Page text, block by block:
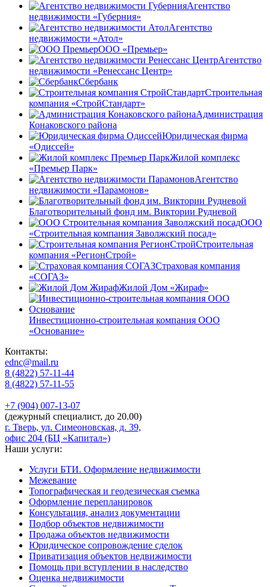
Агентство
недвижимости «Губерния»
Агентство
недвижимости «Атол»
ООО «Премьер»
Агентство
недвижимости «Ренессанс Центр»
Сбербанк
Строительная
компания «СтройCтандарт»
Администрация
Конаковского района
Юридическая фирма
«Одиссей»
Жилой комплекс
«Премьер Парк»
Агентство
недвижимости «Парамонов»
Благотворительный фонд им. Виктории Рудневой
ООО
«Строительная компания Заволжский посад»
Строительная
компания «РегионСтрой»
Страховая компания
«СОГАЗ»
Жилой Дом «Жираф»
Инвестиционно-строительная компания ООО
«Основание»
Контакты:
ednc@mail.ru
8 (4822) 57-11-44
8 (4822) 57-11-55
+7 (904) 007-13-07
(дежурный специалист, до 20.00)
г. Тверь, ул. Симеоновская, д. 39,
офис 204 (БЦ «Капитал»)
Наши услуги:
Услуги БТИ. Оформление недвижимости
Межевание
Топографическая и геодезическая съемка
Оформление перепланировок
Консультация, анализ документации
Подбор объектов недвижимости
Продажа объектов недвижимости
Юридическое сопровождение сделок
Приватизация объектов недвижимости
Помощь при вступлении в наследство
Оценка недвижимости